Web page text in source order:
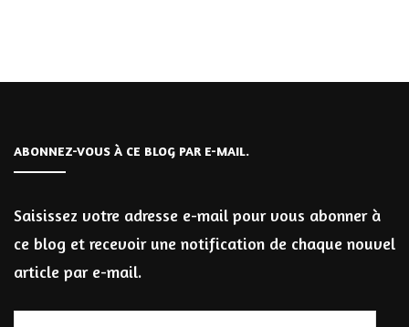
ABONNEZ-VOUS À CE BLOG PAR E-MAIL.
Saisissez votre adresse e-mail pour vous abonner à
ce blog et recevoir une notification de chaque nouvel
article par e-mail.